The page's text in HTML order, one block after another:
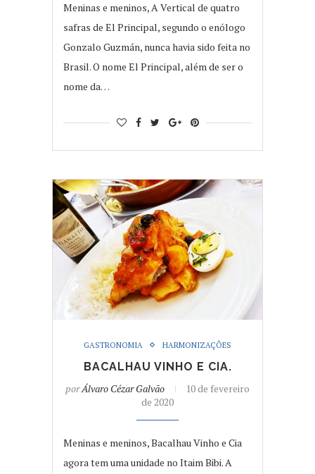
Meninas e meninos, A Vertical de quatro
safras de El Principal, segundo o enólogo
Gonzalo Guzmán, nunca havia sido feita no
Brasil. O nome El Principal, além de ser o
nome da…
GASTRONOMIA HARMONIZAÇÕES
BACALHAU VINHO E CIA.
porÁlvaro Cézar Galvão
10 de fevereiro
de 2020
Meninas e meninos, Bacalhau Vinho e Cia
agora tem uma unidade no Itaim Bibi. A